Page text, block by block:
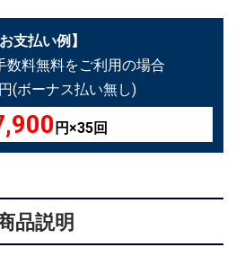
お支払い例】
数料無料をご利用の場合
(ボーナス払い無し)
円×35回
品説明